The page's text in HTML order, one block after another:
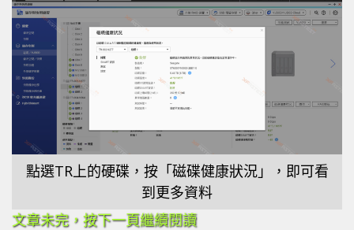
點選TR上的硬碟，按「磁碟健康狀況」，即可看
到更多資料
文章未完，按下一頁繼續閱讀